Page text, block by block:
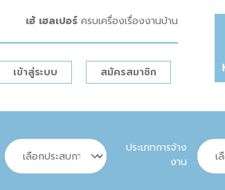
เฮ้ เฮลเปอร์ ครบเครื่องเรื่องงานบ้าน
เข้าสู่ระบบ สมัครสมาชิก
ประเภทการจ้าง
งาน